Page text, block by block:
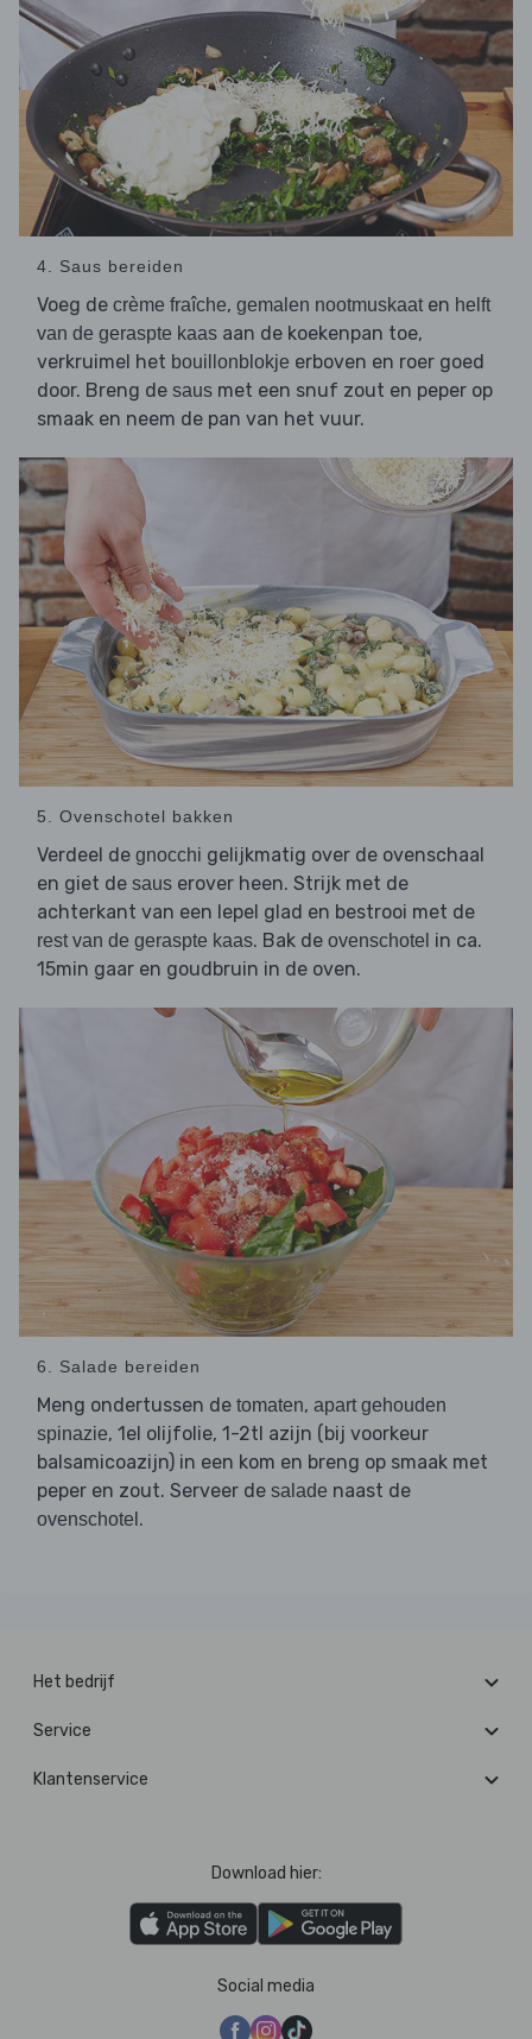
4. Saus bereiden
Voeg de crème fraîche, gemalen nootmuskaat en helft
van de geraspte kaas aan de koekenpan toe,
verkruimel het bouillonblokje erboven en roer goed
door. Breng de saus met een snuf zout en peper op
smaak en neem de pan van het vuur.
5. Ovenschotel bakken
Verdeel de gnocchi gelijkmatig over de ovenschaal
en giet de saus erover heen. Strijk met de
achterkant van een lepel glad en bestrooi met de
rest van de geraspte kaas. Bak de ovenschotel in ca.
15min gaar en goudbruin in de oven.
6. Salade bereiden
Meng ondertussen de tomaten, apart gehouden
spinazie, 1el olijfolie, 1-2tl azijn (bij voorkeur
balsamicoazijn) in een kom en breng op smaak met
peper en zout. Serveer de salade naast de
ovenschotel .
Het bedrijf
Service
Klantenservice
Download hier:
Social media